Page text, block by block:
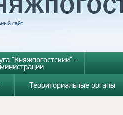
"Княжпогостский" -
Территориальные органы